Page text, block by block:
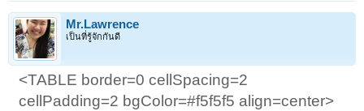
Mr.Lawrence
เป็นที่รู้จักกันดี
<TABLE border=0 cellSpacing=2
cellPadding=2 bgColor=#f5f5f5 align=center>